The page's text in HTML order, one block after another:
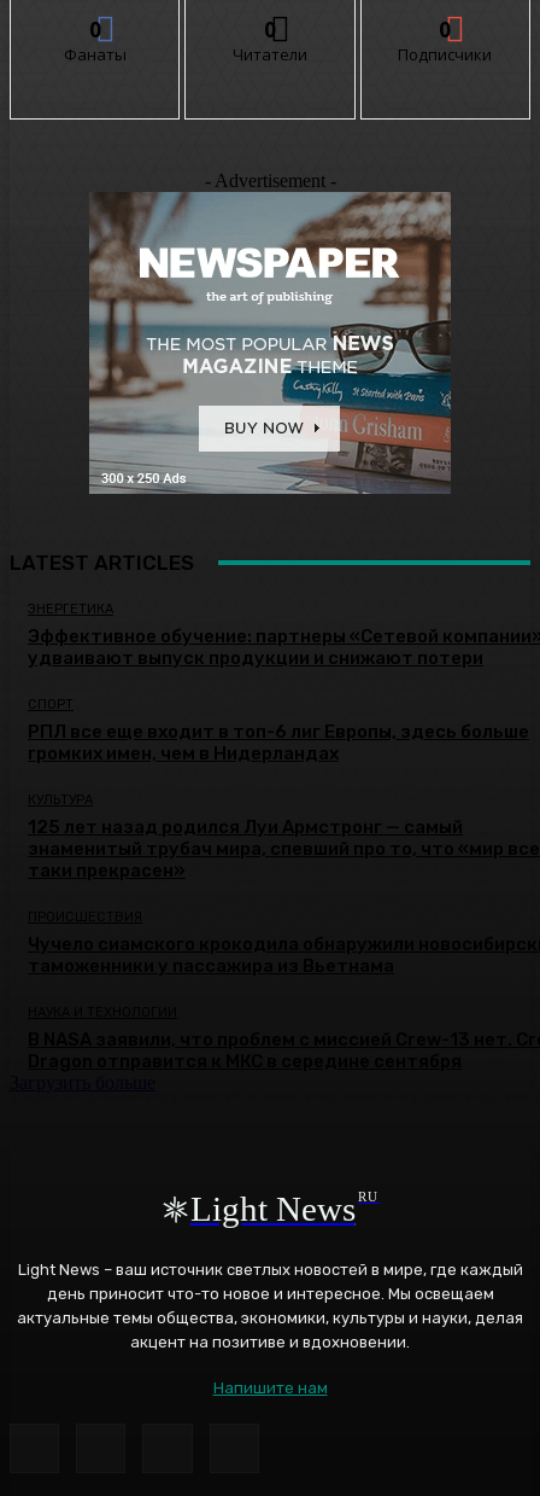
0
Фанаты
0
Читатели
0
Подписчики
- Advertisement -
LATEST ARTICLES
ЭНЕРГЕТИКА
Эффективное обучение: партнеры «Сетевой
удваивают выпуск продукции и снижают потери
СПОРТ
РПЛ все еще входит в топ-6 лиг Европы, здесь больше
громких имен, чем в Нидерландах
КУЛЬТУРА
125 лет назад родился Луи Армстронг — самый
Light NewsRU
Light News – ваш источник светлых новостей в мире, где каждый
день приносит что-то новое и интересное. Мы освещаем
актуальные темы общества, экономики, культуры и науки, делая
акцент на позитиве и вдохновении.
Напишите нам